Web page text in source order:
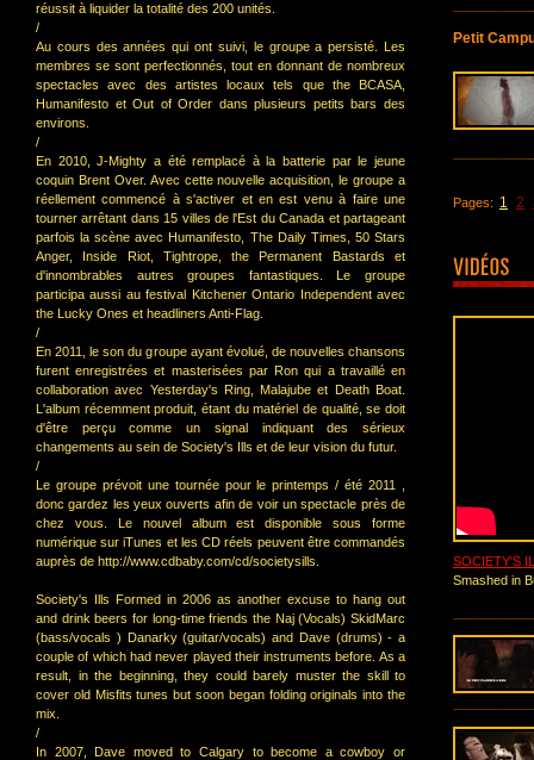
réussit à liquider la totalité des 200 unités.
/
Au cours des années qui ont suivi, le groupe a persisté. Les
membres se sont perfectionnés, tout en donnant de nombreux
spectacles avec des artistes locaux tels que the BCASA,
Humanifesto et Out of Order dans plusieurs petits bars des
environs.
/
En 2010, J-Mighty a été remplacé à la batterie par le jeune
coquin Brent Over. Avec cette nouvelle acquisition, le groupe a
réellement commencé à s'activer et en est venu à faire une
tourner arrêtant dans 15 villes de l'Est du Canada et partageant
parfois la scène avec Humanifesto, The Daily Times, 50 Stars
Anger, Inside Riot, Tightrope, the Permanent Bastards et
d'innombrables autres groupes fantastiques. Le groupe
participa aussi au festival Kitchener Ontario Independent avec
the Lucky Ones et headliners Anti-Flag.
/
En 2011, le son du groupe ayant évolué, de nouvelles chansons
furent enregistrées et masterisées par Ron qui a travaillé en
collaboration avec Yesterday's Ring, Malajube et Death Boat.
L'album récemment produit, étant du matériel de qualité, se doit
d'être perçu comme un signal indiquant des sérieux
changements au sein de Society's Ills et de leur vision du futur.
/
Le groupe prévoit une tournée pour le printemps / été 2011 ,
donc gardez les yeux ouverts afin de voir un spectacle près de
chez vous. Le nouvel album est disponible sous forme
numérique sur iTunes et les CD réels peuvent être commandés
auprès de http://www.cdbaby.com/cd/societysills.
Society's Ills Formed in 2006 as another excuse to hang out
and drink beers for long-time friends the Naj (Vocals) SkidMarc
(bass/vocals ) Danarky (guitar/vocals) and Dave (drums) - a
couple of which had never played their instruments before. As a
result, in the beginning, they could barely muster the skill to
cover old Misfits tunes but soon began folding originals into the
mix.
/
In 2007, Dave moved to Calgary to become a cowboy or
Petit
Pages: 1 2
SOCIETY'S
Smashed in